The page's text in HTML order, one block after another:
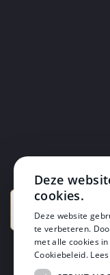
Deze
cookies.
Deze website
te verbeteren.
met alle cookies
Cookiebeleid.